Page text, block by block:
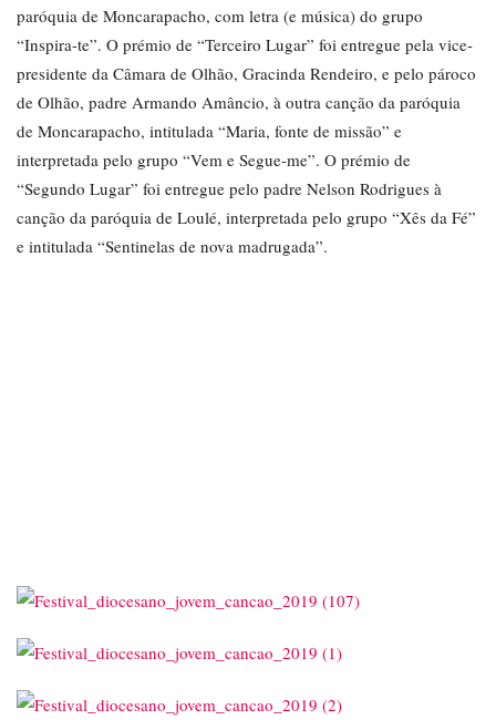
paróquia de Moncarapacho, com letra (e música) do grupo
“Inspira-te”. O prémio de “Terceiro Lugar” foi entregue pela vice-
presidente da Câmara de Olhão, Gracinda Rendeiro, e pelo pároco
de Olhão, padre Armando Amâncio, à outra canção da paróquia
de Moncarapacho, intitulada “Maria, fonte de missão” e
interpretada pelo grupo “Vem e Segue-me”. O prémio de
“Segundo Lugar” foi entregue pelo padre Nelson Rodrigues à
canção da paróquia de Loulé, interpretada pelo grupo “Xês da Fé”
e intitulada “Sentinelas de nova madrugada”.